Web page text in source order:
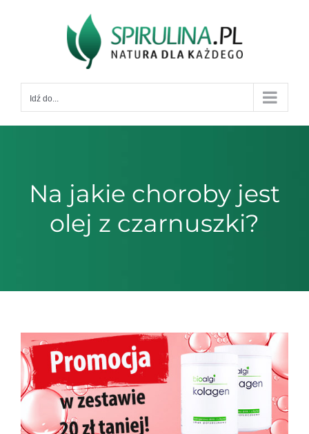
Idź do...
Na jakie choroby jest
olej z czarnuszki?